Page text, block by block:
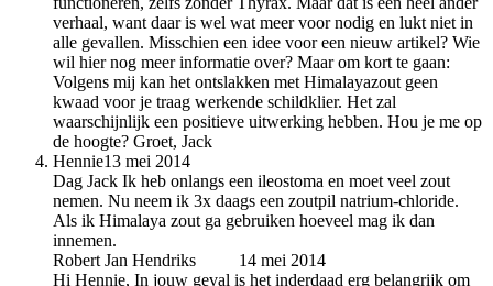
verhaal, want daar is wel wat meer voor nodig en lukt niet in
alle gevallen. Misschien een idee voor een nieuw artikel? Wie
wil hier nog meer informatie over? Maar om kort te gaan:
Volgens mij kan het ontslakken met Himalayazout geen
kwaad voor je traag werkende schildklier. Het zal
waarschijnlijk een positieve uitwerking hebben. Hou je me op
de hoogte? Groet, Jack
Hennie13 mei 2014
Dag Jack Ik heb onlangs een ileostoma en moet veel zout
nemen. Nu neem ik 3x daags een zoutpil natrium-chloride.
Als ik Himalaya zout ga gebruiken hoeveel mag ik dan
innemen.
Robert Jan Hendriks
14 mei 2014
Hi Hennie, In jouw geval is het inderdaad erg belangrijk om